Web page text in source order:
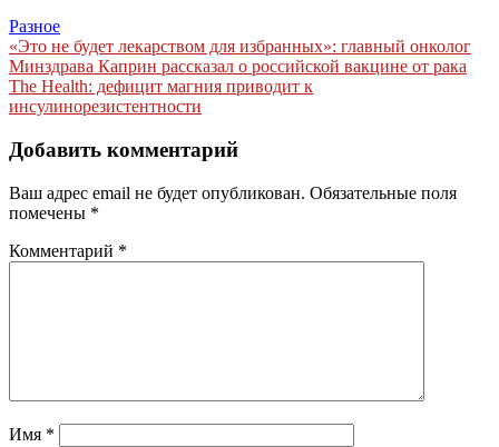
Разное
Навигация
по
записям
«Это не будет лекарством для избранных»: главный онколог
Минздрава Каприн рассказал о российской вакцине от рака
The Health: дефицит магния приводит к
инсулинорезистентности
Добавить комментарий
Ваш адрес email не будет опубликован. Обязательные поля
помечены *
Комментарий *
Имя *